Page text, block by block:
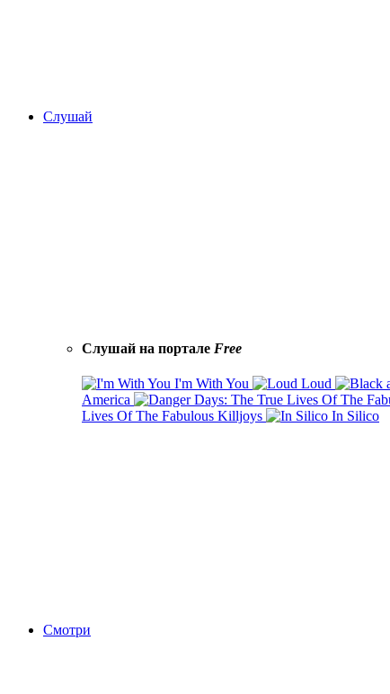
Слушай
Слушай на портале Free
I'm With You Loud
America
Lives Of The Fabulous Killjoys
In Silico
Смотри